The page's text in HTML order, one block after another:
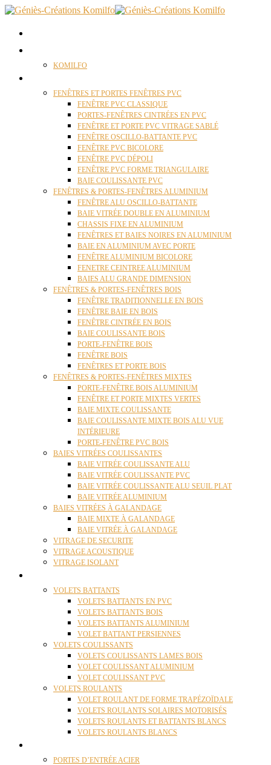
KOMILFO
FENÊTRES ET PORTES FENÊTRES PVC
FENÊTRE PVC CLASSIQUE
PORTES-FENÊTRES CINTRÉES EN PVC
FENÊTRE ET PORTE PVC VITRAGE SABLÉ
FENÊTRE OSCILLO-BATTANTE PVC
FENÊTRE PVC BICOLORE
FENÊTRE PVC DÉPOLI
FENÊTRE PVC FORME TRIANGULAIRE
BAIE COULISSANTE PVC
FENÊTRES & PORTES-FENÊTRES ALUMINIUM
FENÊTRE ALU OSCILLO-BATTANTE
BAIE VITRÉE DOUBLE EN ALUMINIUM
CHASSIS FIXE EN ALUMINIUM
FENÊTRES ET BAIES NOIRES EN ALUMINIUM
BAIE EN ALUMINIUM AVEC PORTE
FENÊTRE ALUMINIUM BICOLORE
FENETRE CEINTREE ALUMINIUM
BAIES ALU GRANDE DIMENSION
FENÊTRES & PORTES-FENÊTRES BOIS
FENÊTRE TRADITIONNELLE EN BOIS
FENÊTRE BAIE EN BOIS
FENÊTRE CINTRÉE EN BOIS
BAIE COULISSANTE BOIS
PORTE-FENÊTRE BOIS
FENÊTRE BOIS
FENÊTRES ET PORTE BOIS
FENÊTRES & PORTES-FENÊTRES MIXTES
PORTE-FENÊTRE BOIS ALUMINIUM
FENÊTRE ET PORTE MIXTES VERTES
BAIE MIXTE COULISSANTE
BAIE COULISSANTE MIXTE BOIS ALU VUE
INTÉRIEURE
PORTE-FENÊTRE PVC BOIS
BAIES VITRÉES COULISSANTES
BAIE VITRÉE COULISSANTE ALU
BAIE VITRÉE COULISSANTE PVC
BAIE VITRÉE COULISSANTE ALU SEUIL PLAT
BAIE VITRÉE ALUMINIUM
BAIES VITRÉES À GALANDAGE
BAIE MIXTE À GALANDAGE
BAIE VITRÉE À GALANDAGE
VITRAGE DE SECURITE
VITRAGE ACOUSTIQUE
VITRAGE ISOLANT
VOLETS BATTANTS
VOLETS BATTANTS EN PVC
VOLETS BATTANTS BOIS
VOLETS BATTANTS ALUMINIUM
VOLET BATTANT PERSIENNES
VOLETS COULISSANTS
VOLETS COULISSANTS LAMES BOIS
VOLET COULISSANT ALUMINIUM
VOLET COULISSANT PVC
VOLETS ROULANTS
VOLET ROULANT DE FORME TRAPÉZOÏDALE
VOLETS ROULANTS SOLAIRES MOTORISÉS
VOLETS ROULANTS ET BATTANTS BLANCS
VOLETS ROULANTS BLANCS
PORTES D’ENTRÉE ACIER